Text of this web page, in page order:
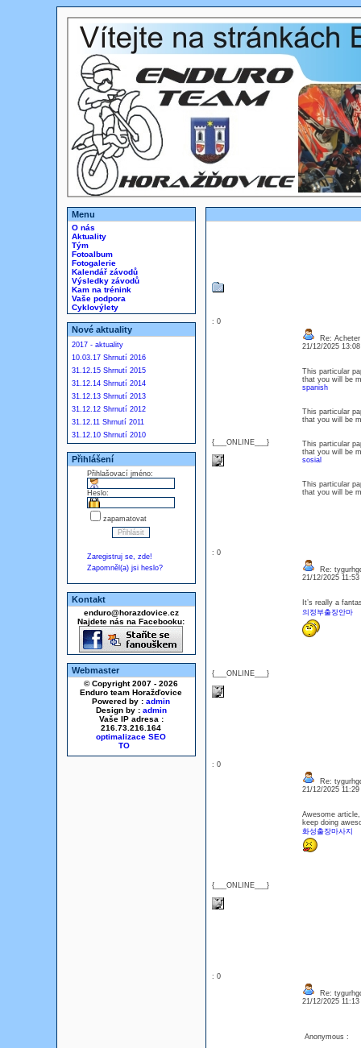
Menu
O nás
Aktuality
Tým
Fotoalbum
Fotogalerie
Kalendář závodů
Výsledky závodů
Kam na trénink
Vaše podpora
Cyklovýlety
Nové aktuality
2017 - aktuality
10.03.17 Shrnutí 2016
31.12.15 Shrnutí 2015
31.12.14 Shrnutí 2014
31.12.13 Shrnutí 2013
31.12.12 Shrnutí 2012
31.12.11 Shrnutí 2011
31.12.10 Shrnutí 2010
Přihlášení
Přihlašovací jméno:
Heslo:
zapamatovat
Zaregistruj se, zde!
Zapomněl(a) jsi heslo?
Kontakt
enduro@horazdovice.cz
Najdete nás na Facebooku:
Webmaster
© Copyright 2007 - 2026
Enduro team Horažďovice
Powered by : admin
Design by : admin
Vaše IP adresa :
216.73.216.164
optimalizace SEO
: 0
{___ONLINE___}
Re:
21/12/2025
This particular
that you will be
spanish
This particular
that you will be
This particular
that you will be
sosial
This particular
that you will be
: 0
{___ONLINE___}
Re:
21/12/2025
It’s really a
의정부출장안마
: 0
{___ONLINE___}
Re:
21/12/2025
Awesome
keep doing
화성출장마사지
: 0
Re:
21/12/2025
Anonymous :